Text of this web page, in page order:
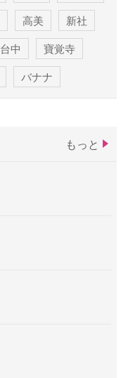
高美
新社
台中
寶覚寺
バナナ
もっと